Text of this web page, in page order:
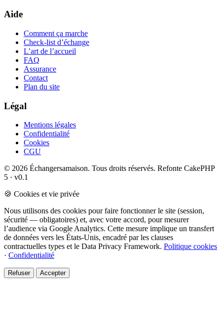
Aide
Comment ça marche
Check-list d’échange
L’art de l’accueil
FAQ
Assurance
Contact
Plan du site
Légal
Mentions légales
Confidentialité
Cookies
CGU
© 2026 Échangersamaison. Tous droits réservés. Refonte CakePHP
5 · v0.1
🍪 Cookies et vie privée
Nous utilisons des cookies pour faire fonctionner le site (session,
sécurité — obligatoires) et, avec votre accord, pour mesurer
l’audience via Google Analytics. Cette mesure implique un transfert
de données vers les États-Unis, encadré par les clauses
contractuelles types et le Data Privacy Framework. Politique cookies
· Confidentialité
Refuser Accepter